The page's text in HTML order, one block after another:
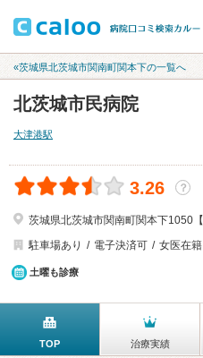
«茨城県北茨城市関南町関本下の一覧へ
北茨城市民病院
大津港駅
3.26 ？
茨城県北茨城市関南町関本下1050【
駐車場あり
電子決済可 女医在籍
土曜も診療
TOP 治療実績